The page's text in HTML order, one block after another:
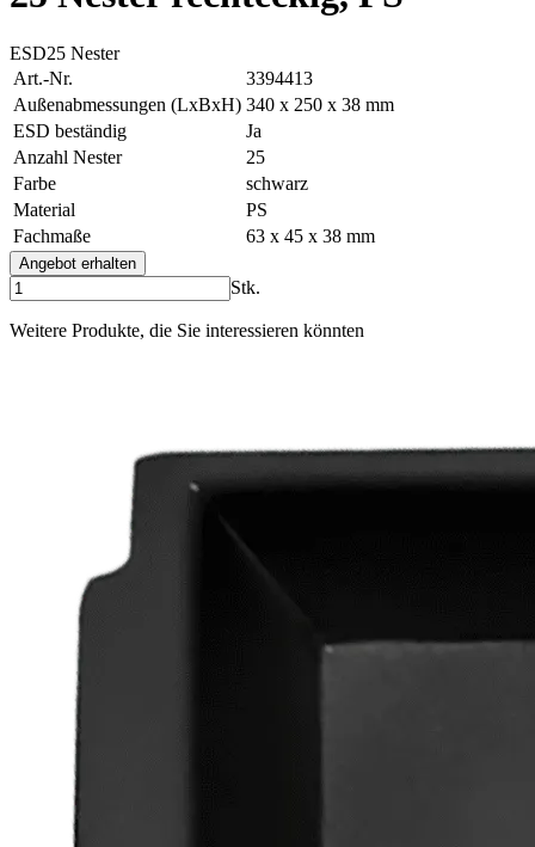
ESD25 Nester
Art.-Nr.
3394413
Außenabmessungen (LxBxH) 340 x 250 x 38 mm
ESD beständig
Ja
Anzahl Nester
25
Farbe
schwarz
Material
PS
Fachmaße
63 x 45 x 38 mm
Angebot erhalten
Stk.
Weitere Produkte, die Sie interessieren könnten